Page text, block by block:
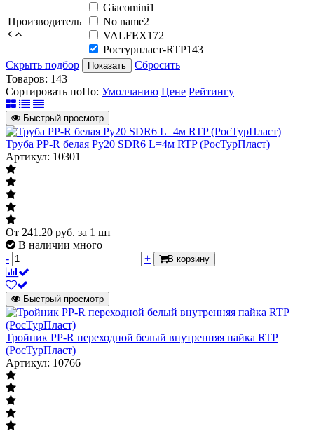
Производитель
Giacomini1
No name2
VALFEX172
Ростурпласт-RTP143
Скрыть подбор
Показать
Сбросить
Товаров: 143
Сортировать поПо: Умолчанию Цене Рейтингу
Быстрый просмотр
Труба PP-R белая Ру20 SDR6 L=4м RTP (РосТурПласт)
Артикул: 10301
От 241.20 руб. за 1 шт
В наличии много
-
+ В корзину
Быстрый просмотр
Тройник PP-R переходной белый внутренняя пайка RTP
(РосТурПласт)
Артикул: 10766